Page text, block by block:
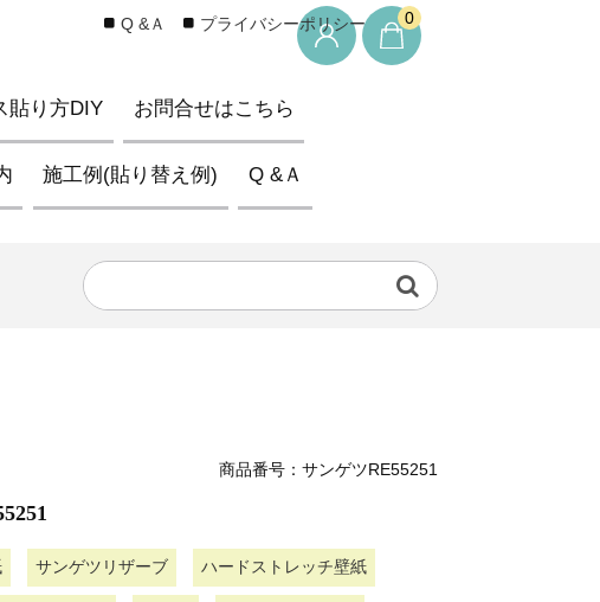
0
貼り方DIY お問合せはこちら
施工例(貼り替え例) Q &Ａ
Q &Ａ プライバシーポリシー
商品番号：サンゲツRE55251
サンゲツリザーブ ハードストレッチ壁紙